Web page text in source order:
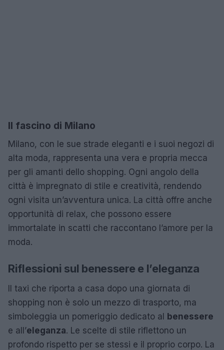
Il fascino di Milano
Milano, con le sue strade eleganti e i suoi negozi di
alta moda, rappresenta una vera e propria mecca
per gli amanti dello shopping. Ogni angolo della
città è impregnato di stile e creatività, rendendo
ogni visita un’avventura unica. La città offre anche
opportunità di relax, che possono essere
immortalate in scatti che raccontano l’amore per la
moda.
Riflessioni sul benessere e l’eleganza
Il taxi che riporta a casa dopo una giornata di
shopping non è solo un mezzo di trasporto, ma
simboleggia un pomeriggio dedicato al benessere
e all’eleganza. Le scelte di stile riflettono un
profondo rispetto per se stessi e il proprio corpo. La